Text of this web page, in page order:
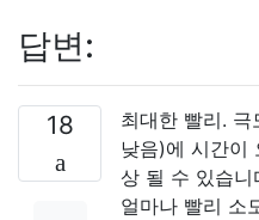
답변:
18
최대한 빨리.
낮음)에 시간이
상 될 수 있습니
얼마나 빨리 소